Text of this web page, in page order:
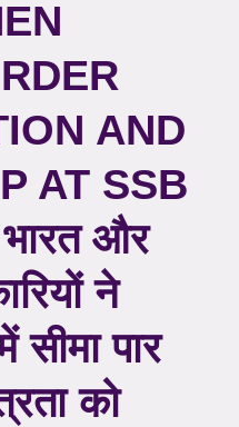
AND
AT SSB
और
ने
पार
को